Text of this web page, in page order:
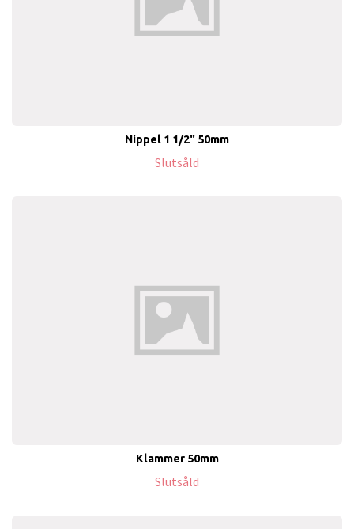
Nippel 1 1/2" 50mm
Slutsåld
Klammer 50mm
Slutsåld